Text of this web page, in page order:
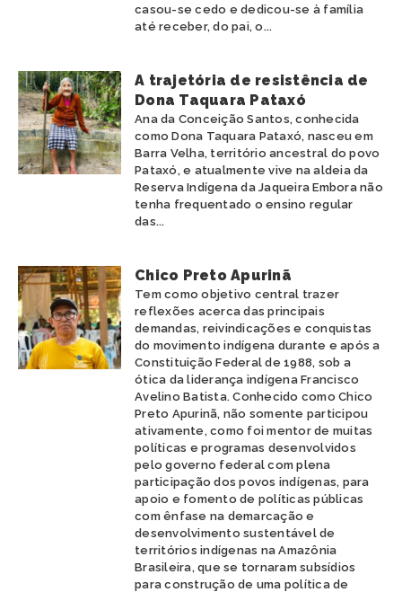
TIKUNA
TRUKÁ
TUPINAMBÁ
TUXÁ
WAPICHANA
XUKURU-KARIRI
casou-se cedo e dedicou-se à família
até receber, do pai, o...
A trajetória de resistência de
Dona Taquara Pataxó
Ana da Conceição Santos, conhecida
como Dona Taquara Pataxó, nasceu em
Barra Velha, território ancestral do povo
Pataxó, e atualmente vive na aldeia da
Reserva Indígena da Jaqueira Embora não
tenha frequentado o ensino regular
das...
Chico Preto Apurinã
Tem como objetivo central trazer
reflexões acerca das principais
demandas, reivindicações e conquistas
do movimento indígena durante e após a
Constituição Federal de 1988, sob a
ótica da liderança indígena Francisco
Avelino Batista. Conhecido como Chico
Preto Apurinã, não somente participou
ativamente, como foi mentor de muitas
políticas e programas desenvolvidos
pelo governo federal com plena
participação dos povos indígenas, para
apoio e fomento de políticas públicas
com ênfase na demarcação e
desenvolvimento sustentável de
territórios indígenas na Amazônia
Brasileira, que se tornaram subsídios
para construção de uma política de